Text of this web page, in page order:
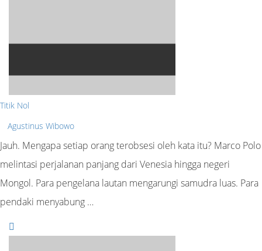
Titik Nol
Agustinus Wibowo
Jauh. Mengapa setiap orang terobsesi oleh kata itu? Marco Polo
melintasi perjalanan panjang dari Venesia hingga negeri
Mongol. Para pengelana lautan mengarungi samudra luas. Para
pendaki menyabung …